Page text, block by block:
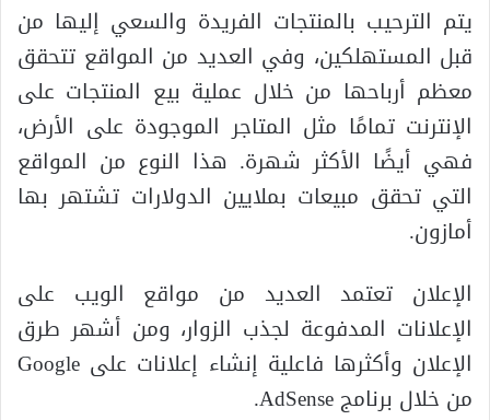
يتم الترحيب بالمنتجات الفريدة والسعي إليها من
قبل المستهلكين، وفي العديد من المواقع تتحقق
معظم أرباحها من خلال عملية بيع المنتجات على
الإنترنت تمامًا مثل المتاجر الموجودة على الأرض،
فهي أيضًا الأكثر شهرة. هذا النوع من المواقع
التي تحقق مبيعات بملايين الدولارات تشتهر بها
أمازون.
الإعلان تعتمد العديد من مواقع الويب على
الإعلانات المدفوعة لجذب الزوار، ومن أشهر طرق
الإعلان وأكثرها فاعلية إنشاء إعلانات على Google
من خلال برنامج AdSense.